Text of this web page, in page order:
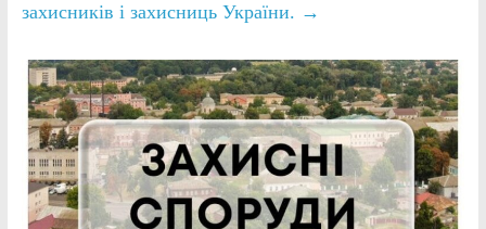
захисників і захисниць України. →